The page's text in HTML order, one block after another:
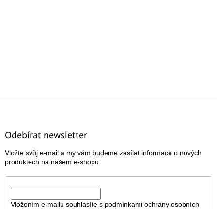
Z
Odebírat newsletter
Vložte svůj e-mail a my vám budeme zasílat informace o nových
produktech na našem e-shopu.
Vložením e-mailu souhlasíte s podmínkami ochrany osobních